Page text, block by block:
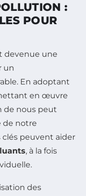
:
POUR
devenue une
un
En adoptant
en œuvre
de nous peut
de notre
peuvent aider
, à la fois
des